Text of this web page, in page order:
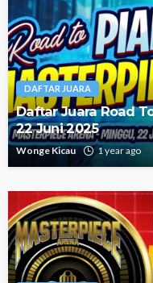
DAFTAR JUARA
Daftar Juara Road
22 Juni 2025
Wonge Kicau 1 year ago